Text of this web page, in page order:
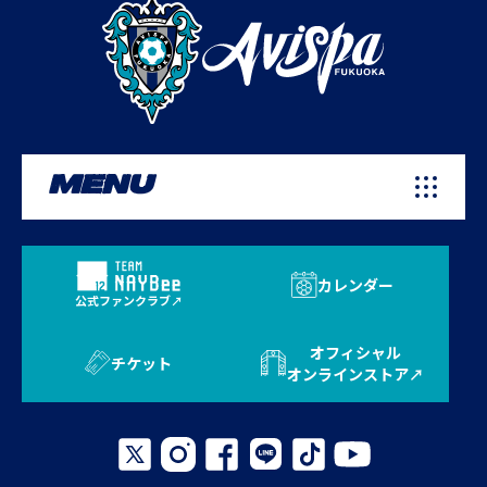
MENU
公式ファンクラブ
カレンダー
チケット
オフィシャル
オンラインストア